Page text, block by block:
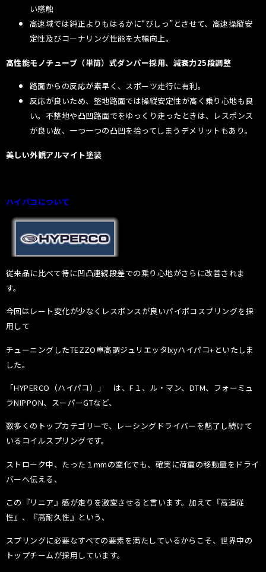
い感触
高速域では純正よりもはるかに“びしっ”とさせて、高速操縦安
定性及びコーナリング性能を大幅向上。
高性能モノチューブ（単筒）式ダンパー採用、減衰力25段調整
路面からの反応が素早く、スポーツ走行に有利。
反応が良いため、整地路面では操縦安定性が高く乗り心地も良
い。不整地や凸凹路面でをゆっくり走ったときは、レスポンス
が良い故、一つ一つの凸凹を拾ってしまうデメリットもあり。
美しい外観アルマイト塗装
ハイパコについて
従来品に比べて特に凹凸連続段差での乗り心地がさらに改善されま
す。
今回はレート変化が少なくレスポンスが良いパイポコスプリングを採
用して
チューニングしたTEZZO車高調ジュリエッタlxyハイパコ+といたしま
した。
「HYPERCO（ハイパコ）」 は、F１、ル・マン、DTM、フォーミュ
ラNIPPON、スーパーGTなど、
数多くのトップカテゴリーで、レーシングドライバーを魅了し続けて
いるコイルスプリングです。
ストローク中、たった１mmの変化でも、確実に荷重の移動量をドライ
バーへ伝える、
この『リニア』感が走りを激変させると言います。加えて『高追従
性』、『高耐久性』という、
スプリングに必要なすべての要素を満たしているからこそ、世界中の
トップチームが採用しています。